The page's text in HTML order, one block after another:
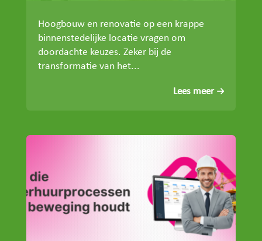
Hoogbouw en renovatie op een krappe
binnenstedelijke locatie vragen om
doordachte keuzes. Zeker bij de
transformatie van het...
Lees meer